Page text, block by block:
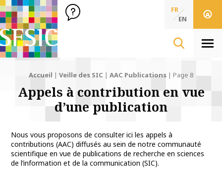
SFSIC Société Française des Sciences de l'Information & de
Société Française des Sciences
de l'Information
FR
EN
Accueil | Veille des SIC | AAC Publications | Page 8
Appels à contribution en vue
d’une publication
Nous vous proposons de consulter ici les appels à
contributions (AAC) diffusés au sein de notre communauté
scientifique en vue de publications de recherche en sciences
de l’information et de la communication (SIC).